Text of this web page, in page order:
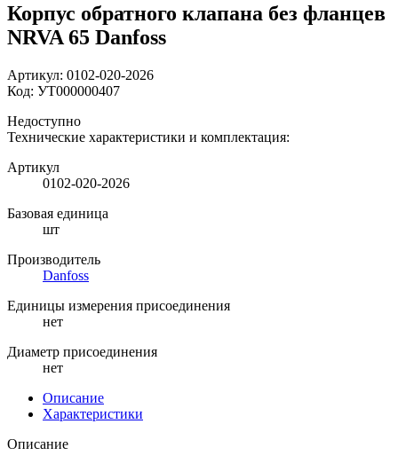
Корпус обратного клапана без фланцев
NRVA 65 Danfoss
Артикул: 0102-020-2026
Код: УТ000000407
Недоступно
Технические характеристики и комплектация:
Артикул
0102-020-2026
Базовая единица
шт
Производитель
Danfoss
Единицы измерения присоединения
нет
Диаметр присоединения
нет
Описание
Характеристики
Описание